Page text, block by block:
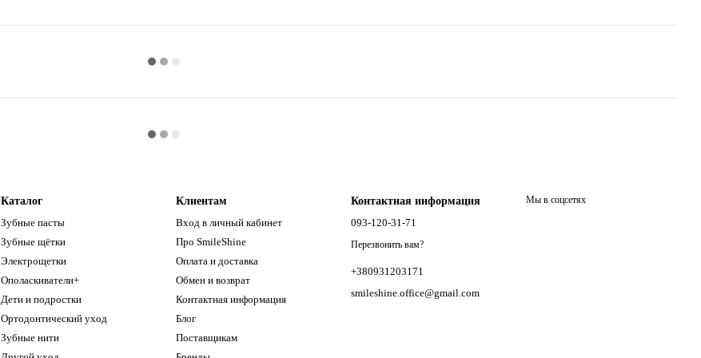
Каталог
Зубные пасты
Зубные щётки
Электрощетки
Ополаскиватели+
Дети и подростки
Ортодонтический уход
Зубные нити
Клиентам
Вход в личный кабинет
Про SmileShine
Оплата и доставка
Обмен и возврат
Контактная информация
Блог
Поставщикам
Контактная информация
093-120-31-71
Перезвонить вам?
+380931203171
smileshine.office@gmail.com
Мы в соцсетях